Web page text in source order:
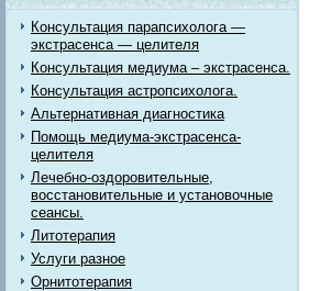
Консультация парапсихолога —
экстрасенса — целителя
Консультация медиума – экстрасенса.
Консультация астропсихолога.
Альтернативная диагностика
Помощь медиума-экстрасенса-
целителя
Лечебно-оздоровительные,
восстановительные и установочные
сеансы.
Литотерапия
Услуги разное
Орнитотерапия